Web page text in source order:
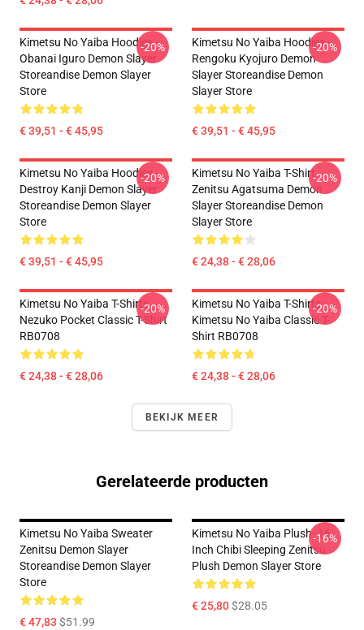
Kimetsu No Yaiba Hoodies -
Obanai Iguro Demon Slayer
Storeandise Demon Slayer
Store
€ 39,51 - € 45,95
-20%
Kimetsu No Yaiba Hoodies -
Rengoku Kyojuro Demon
Slayer Storeandise Demon
Slayer Store
€ 39,51 - € 45,95
-20%
Kimetsu No Yaiba Hoodies -
Destroy Kanji Demon Slayer
Storeandise Demon Slayer
Store
€ 39,51 - € 45,95
-20%
Kimetsu No Yaiba T-Shirt -
Zenitsu Agatsuma Demon
Slayer Storeandise Demon
Slayer Store
€ 24,38 - € 28,06
-20%
Kimetsu No Yaiba T-Shirts -
Nezuko Pocket Classic T-Shirt
RB0708
€ 24,38 - € 28,06
-20%
Kimetsu No Yaiba T-Shirts -
Kimetsu No Yaiba Classic T-
Shirt RB0708
€ 24,38 - € 28,06
-20%
BEKIJK MEER
Gerelateerde producten
Kimetsu No Yaiba Sweater
Zenitsu Demon Slayer
Storeandise Demon Slayer
Store
€ 47,83 $51.99
Kimetsu No Yaiba Plush- 16
Inch Chibi Sleeping Zenitsu
Plush Demon Slayer Store
€ 25,80$28.05
-16%